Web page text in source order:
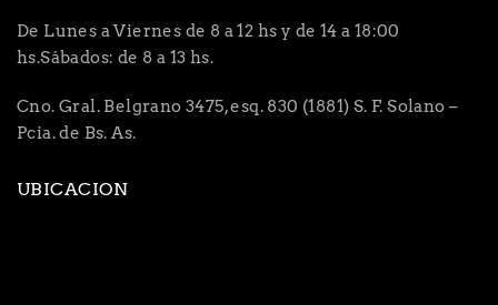
De Lunes a Viernes de 8 a 12 hs y de 14 a 18:00
hs.Sábados: de 8 a 13 hs.
Cno. Gral. Belgrano 3475, esq. 830 (1881) S. F. Solano –
Pcia. de Bs. As.
UBICACION